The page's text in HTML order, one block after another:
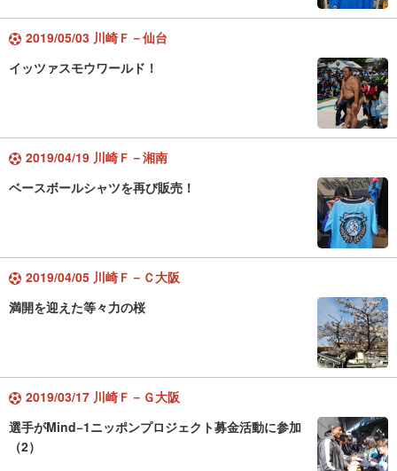
2019/05/03 川崎Ｆ－仙台
イッツァスモウワールド！
2019/04/19 川崎Ｆ－湘南
ベースボールシャツを再び販売！
2019/04/05 川崎Ｆ－Ｃ大阪
満開を迎えた等々力の桜
2019/03/17 川崎Ｆ－Ｇ大阪
選手がMind−1ニッポンプロジェクト募金活動に参加
（2）